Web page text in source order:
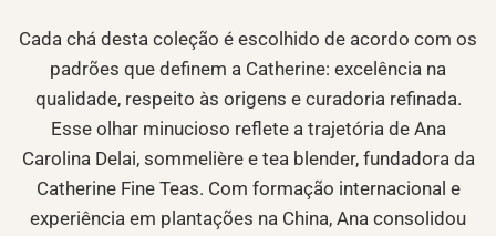
Cada chá desta coleção é escolhido de acordo com os
padrões que definem a Catherine: excelência na
qualidade, respeito às origens e curadoria refinada.
Esse olhar minucioso reflete a trajetória de Ana
Carolina Delai, sommelière e tea blender, fundadora da
Catherine Fine Teas. Com formação internacional e
experiência em plantações na China, Ana consolidou